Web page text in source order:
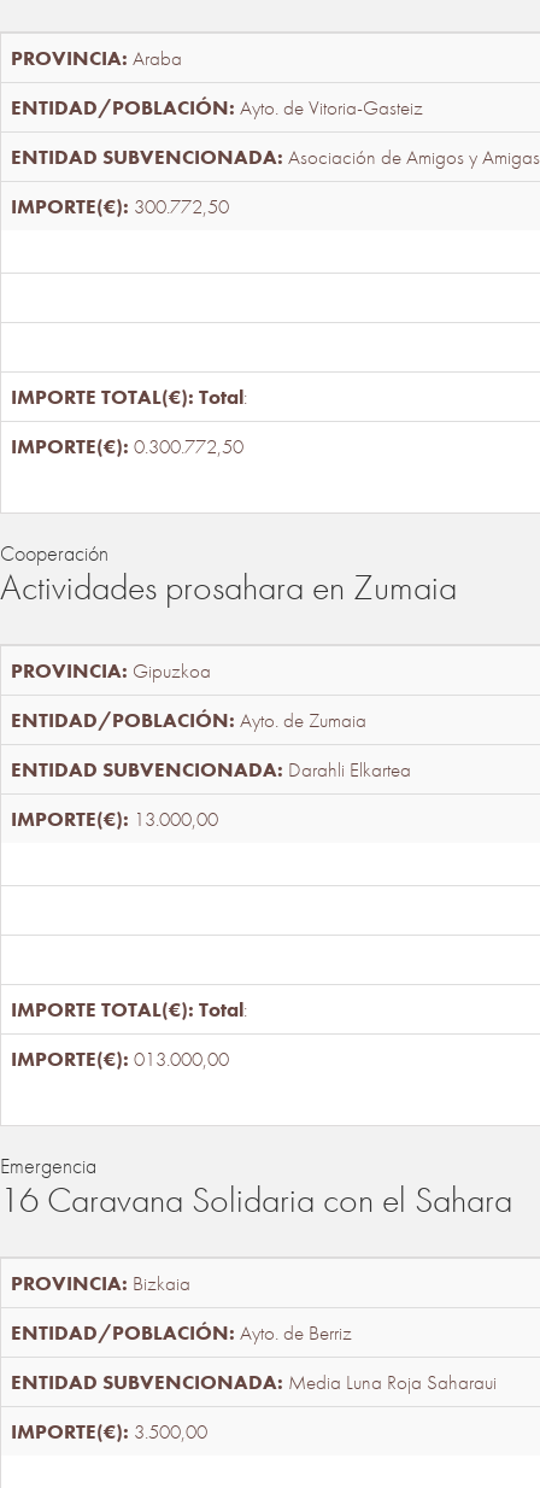
Araba
Ayto. de Vitoria-Gasteiz
Asociación de Amigos y
300.772,50
Total:
0.300.772,50
Cooperación
Actividades prosahara en Zumaia
Gipuzkoa
Ayto. de Zumaia
Darahli Elkartea
13.000,00
Total:
013.000,00
Emergencia
16 Caravana Solidaria con el Sahara
Bizkaia
Ayto. de Berriz
Media Luna Roja Saharaui
3.500,00